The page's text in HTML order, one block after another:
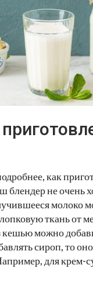
как
блендер не очень
молоко
ткань от
можно
сироп, то
для крем-